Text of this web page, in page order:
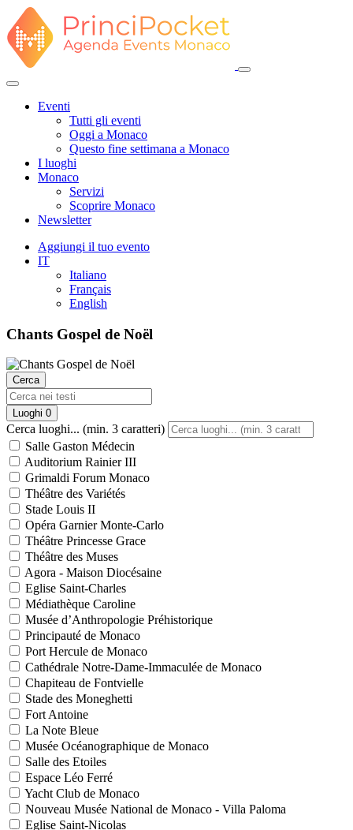
Eventi
Tutti gli eventi
Oggi a Monaco
Questo fine settimana a Monaco
I luoghi
Monaco
Servizi
Scoprire Monaco
Newsletter
Aggiungi il tuo evento
IT
Italiano
Français
English
Chants Gospel de Noël
Cerca
Luoghi 0
Cerca luoghi... (min. 3 caratteri)
Salle Gaston Médecin
Auditorium Rainier III
Grimaldi Forum Monaco
Théâtre des Variétés
Stade Louis II
Opéra Garnier Monte-Carlo
Théâtre Princesse Grace
Théâtre des Muses
Agora - Maison Diocésaine
Eglise Saint-Charles
Médiathèque Caroline
Musée d’Anthropologie Préhistorique
Principauté de Monaco
Port Hercule de Monaco
Cathédrale Notre-Dame-Immaculée de Monaco
Chapiteau de Fontvielle
Stade des Moneghetti
Fort Antoine
La Note Bleue
Musée Océanographique de Monaco
Salle des Etoiles
Espace Léo Ferré
Yacht Club de Monaco
Nouveau Musée National de Monaco - Villa Paloma
Eglise Saint-Nicolas